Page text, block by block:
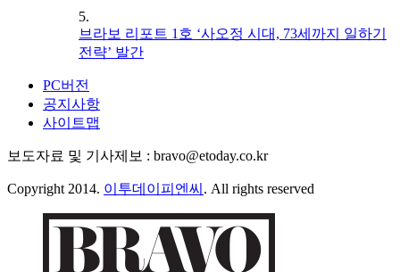
5.
브라보 리포트 1호 ‘사오정 시대, 73세까지 일하기
전략’ 발간
PC버전
공지사항
사이트맵
보도자료 및 기사제보 : bravo@etoday.co.kr
Copyright 2014. 이투데이피엔씨 . All rights reserved